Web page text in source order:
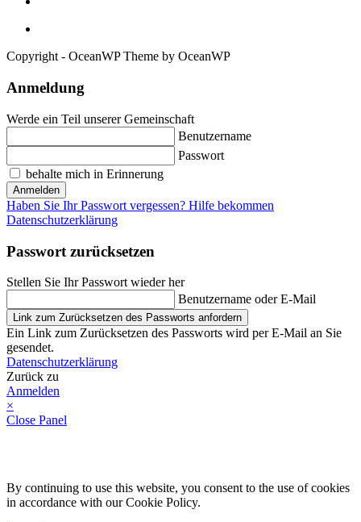
Copyright - OceanWP Theme by OceanWP
Anmeldung
Werde ein Teil unserer Gemeinschaft
Benutzername
Passwort
behalte mich in Erinnerung
Anmelden
Haben Sie Ihr Passwort vergessen? Hilfe bekommen
Datenschutzerklärung
Passwort zurücksetzen
Stellen Sie Ihr Passwort wieder her
Benutzername oder E-Mail
Link zum Zurücksetzen des Passworts anfordern
Ein Link zum Zurücksetzen des Passworts wird per E-Mail an Sie
gesendet.
Datenschutzerklärung
Zurück zu
Anmelden
×
Close Panel
By continuing to use this website, you consent to the use of cookies
in accordance with our Cookie Policy.